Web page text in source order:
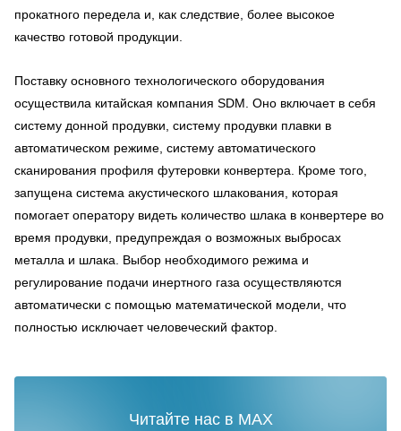
прокатного передела и, как следствие, более высокое
качество готовой продукции.
Поставку основного технологического оборудования
осуществила китайская компания SDM. Оно включает в себя
систему донной продувки, систему продувки плавки в
автоматическом режиме, систему автоматического
сканирования профиля футеровки конвертера. Кроме того,
запущена система акустического шлакования, которая
помогает оператору видеть количество шлака в конвертере во
время продувки, предупреждая о возможных выбросах
металла и шлака. Выбор необходимого режима и
регулирование подачи инертного газа осуществляются
автоматически с помощью математической модели, что
полностью исключает человеческий фактор.
Читайте нас в MAX